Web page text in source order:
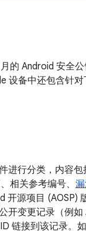
的 Android 安全
设备中还包含针
进行分类，内容
相关参考编号、
开源项目 (AOSP)
开变更记录（例如
链接到该记录。